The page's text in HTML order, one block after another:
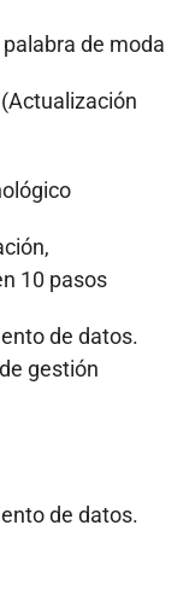
de moda
10 pasos
de datos.
gestión
de datos.